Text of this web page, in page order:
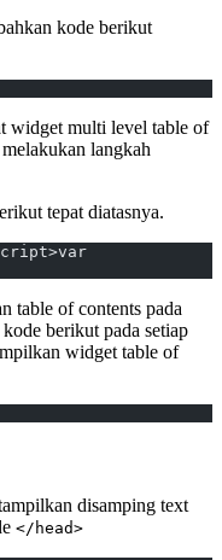
kode berikut
widget multi level table of
langkah
tepat diatasnya.
table of contents pada
berikut pada setiap
widget table of
disamping text
</head>